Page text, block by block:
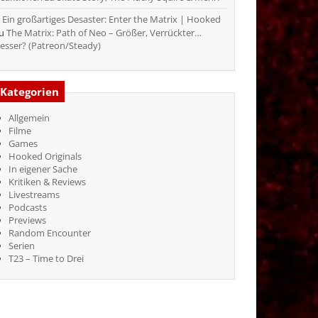
Ein großartiges Desaster: Enter the Matrix | Hooked
The Matrix: Path of Neo – Größer, Verrückter…
(Patreon/Steady)
Kategorien
Allgemein
Filme
Games
Hooked Originals
In eigener Sache
Kritiken & Reviews
Livestreams
Podcasts
Previews
Random Encounter
Serien
T23 – Time to Drei